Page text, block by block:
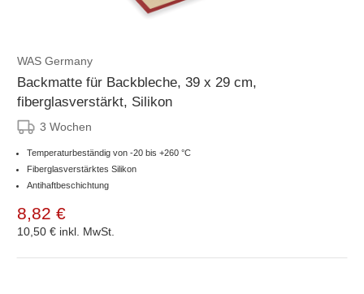
WAS Germany
Backmatte für Backbleche, 39 x 29 cm,
fiberglasverstärkt, Silikon
3 Wochen
Temperaturbeständig von -20 bis +260 °C
Fiberglasverstärktes Silikon
Antihaftbeschichtung
8,82 €
10,50 € inkl. MwSt.